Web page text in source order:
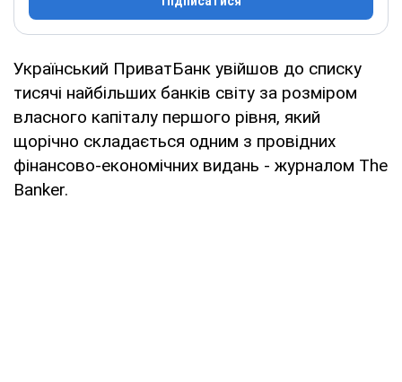
Український ПриватБанк увійшов до списку
тисячі найбільших банків світу за розміром
власного капіталу першого рівня, який
щорічно складається одним з провідних
фінансово-економічних видань - журналом The
Banker.